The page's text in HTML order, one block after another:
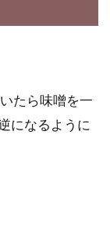
たら味噌を一
になるように